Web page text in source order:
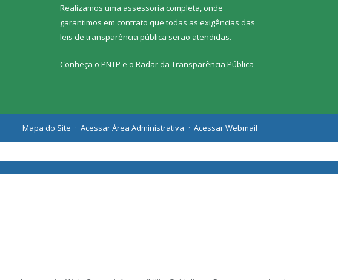
Realizamos uma assessoria completa, onde
garantimos em contrato que todas as exigências das
leis de transparência pública serão atendidas.
Conheça o PNTP e o Radar da Transparência Pública
Mapa do Site Acessar Área Administrativa Acessar Webmail